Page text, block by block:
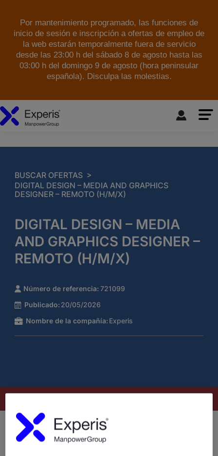
Por mantenimiento programado, las funciones de
inicio de sesión e inscripción a ofertas de empleo de
la web estarán temporalmente fuera de servicio
desde las 23:00 h del sábado 8 de agosto hasta las
03:00 h del domingo 9 de agosto (hora peninsular
española). Disculpa las molestias.
BUSCAR OFERTAS >
DIGITAL DESIGN – MEDIA AND GRAPHICS
DESIGNER – REMOTO (H/M/X)
DIGITAL DESIGN – MEDIA
AND GRAPHICS DESIGNER –
REMOTO (H/M/X)
Número de referencia: 721099
Publicado: 20/05/2026
Nombre de la compañía: Experis
¿Quiénes somos?